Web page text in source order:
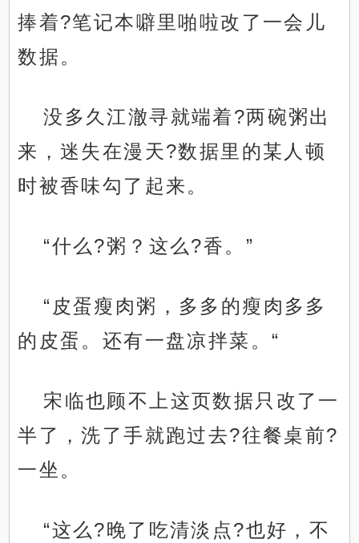
捧着?笔记本噼里啪啦改了一会儿
数据。
没多久江澈寻就端着?两碗粥出
来，迷失在漫天?数据里的某人顿
时被香味勾了起来。
“什么?粥？这么?香。”
“皮蛋瘦肉粥，多多的瘦肉多多
的皮蛋。还有一盘凉拌菜。“
宋临也顾不上这页数据只改了一
半了，洗了手就跑过去?往餐桌前?
一坐。
“这么?晚了吃清淡点?也好，不